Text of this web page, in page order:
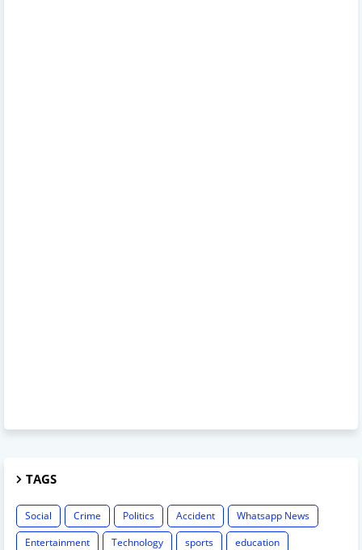
TAGS
Social Crime Politics Accident
Whatsapp News
Entertainment
Technology sports
education